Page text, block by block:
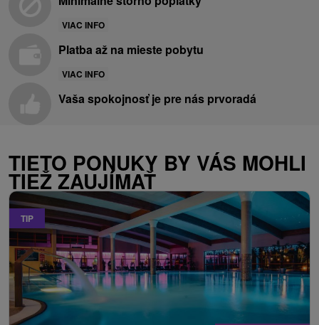
VIAC INFO
Platba až na mieste pobytu
VIAC INFO
Vaša spokojnosť je pre nás prvoradá
TIETO PONUKY BY VÁS MOHLI
TIEŽ ZAUJÍMAŤ
TIP